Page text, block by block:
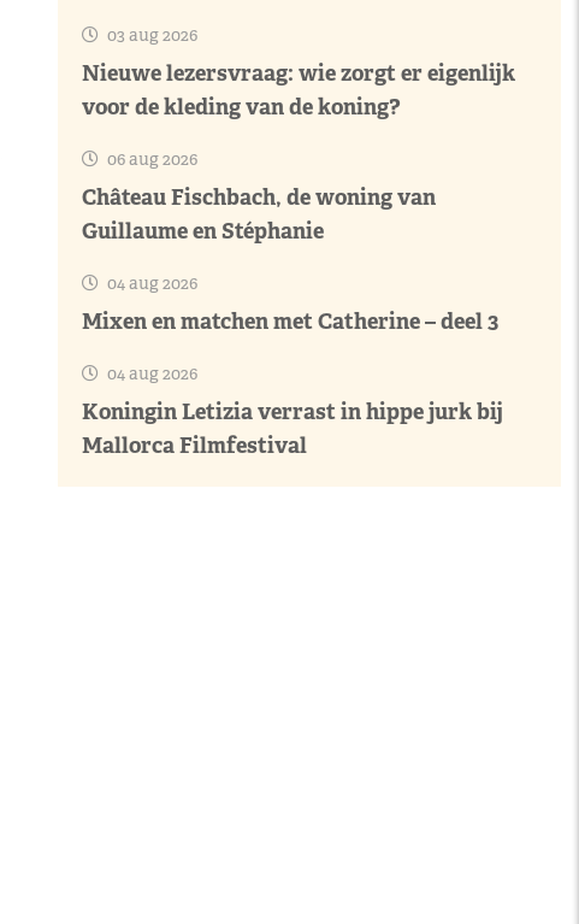
03 aug 2026
Nieuwe lezersvraag: wie zorgt er eigenlijk
voor de kleding van de koning?
06 aug 2026
Château Fischbach, de woning van
Guillaume en Stéphanie
04 aug 2026
Mixen en matchen met Catherine – deel 3
04 aug 2026
Koningin Letizia verrast in hippe jurk bij
Mallorca Filmfestival